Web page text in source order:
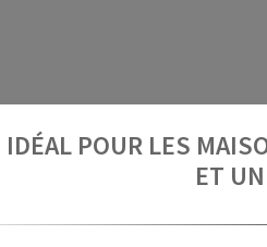
IDÉAL POUR LES
ET